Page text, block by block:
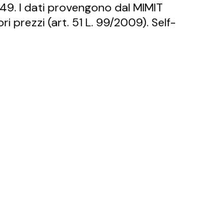
. I dati provengono dal MIMIT
prezzi (art. 51 L. 99/2009). Self-